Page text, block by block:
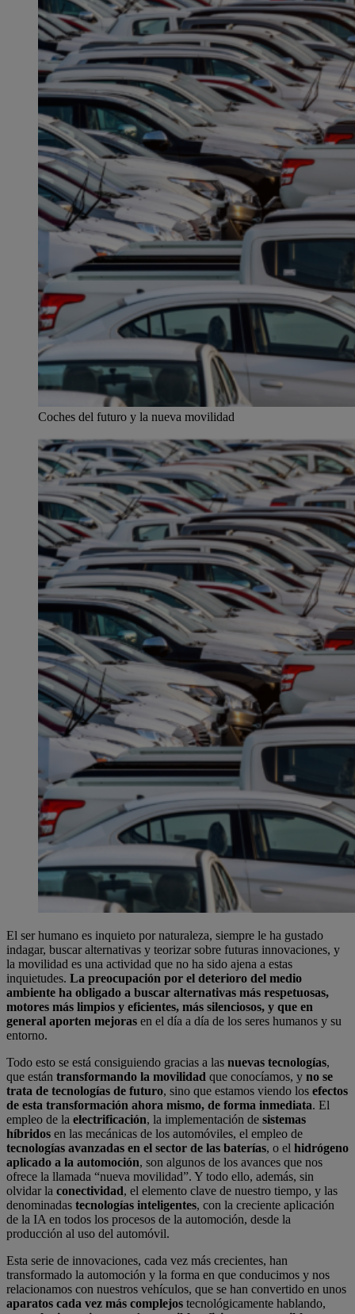
Coches del futuro y la nueva movilidad
El ser humano es inquieto por naturaleza, siempre le ha gustado
indagar, buscar alternativas y teorizar sobre futuras innovaciones, y
la movilidad es una actividad que no ha sido ajena a estas
inquietudes. La preocupación por el deterioro del medio
ambiente ha obligado a buscar alternativas más respetuosas,
motores más limpios y eficientes, más silenciosos, y que en
general aporten mejoras en el día a día de los seres humanos y su
entorno.
Todo esto se está consiguiendo gracias a las nuevas tecnologías,
que están transformando la movilidad que conocíamos, y no se
trata de tecnologías de futuro, sino que estamos viendo los efectos
de esta transformación ahora mismo, de forma inmediata. El
empleo de la electrificación, la implementación de sistemas
híbridos en las mecánicas de los automóviles, el empleo de
tecnologías avanzadas en el sector de las baterías, o el hidrógeno
aplicado a la automoción, son algunos de los avances que nos
ofrece la llamada “nueva movilidad”. Y todo ello, además, sin
olvidar la conectividad, el elemento clave de nuestro tiempo, y las
denominadas tecnologías inteligentes, con la creciente aplicación
de la IA en todos los procesos de la automoción, desde la
producción al uso del automóvil.
Esta serie de innovaciones, cada vez más crecientes, han
transformado la automoción y la forma en que conducimos y nos
relacionamos con nuestros vehículos, que se han convertido en unos
aparatos cada vez más complejos tecnológicamente hablando,